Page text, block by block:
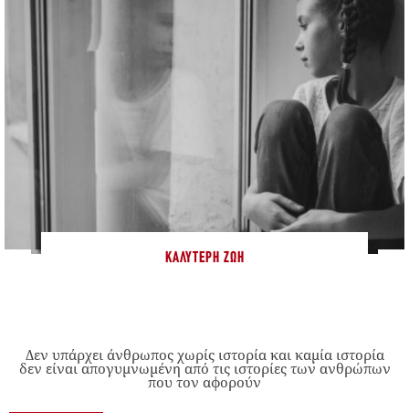
ΚΑΛΎΤΕΡΗ ΖΩΉ
Δεν υπάρχει άνθρωπος χωρίς ιστορία και καμία ιστορία
δεν είναι απογυμνωμένη από τις ιστορίες των ανθρώπων
που τον αφορούν